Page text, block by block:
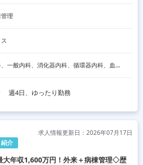
理
呼吸器内科、一般内科、消化器内科、循環器内科、血液内科、脳神経内科、内分泌内科、老人内科、その他
週4日、ゆったり勤務
介
求人情報更新日：2026年07月17日
年収1,600万円！外来＋病棟管理◇歴